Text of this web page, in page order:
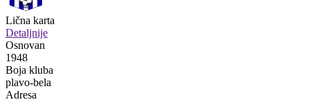
Lična karta
Detaljnije
Osnovan
1948
Boja kluba
plavo-bela
Adresa